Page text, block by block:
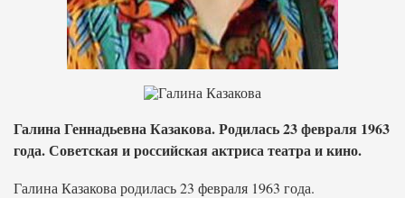
Галина Геннадьевна Казакова. Родилась 23 февраля 1963
года. Советская и российская актриса театра и кино.
Галина Казакова родилась 23 февраля 1963 года.